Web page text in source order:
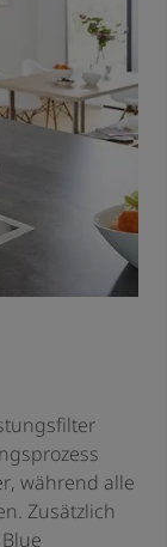
während alle
Zusätzlich